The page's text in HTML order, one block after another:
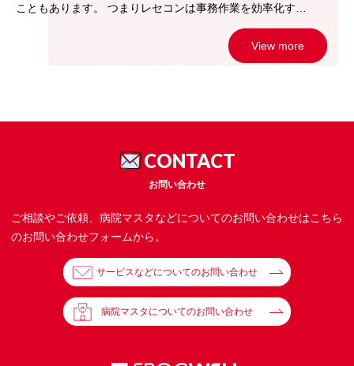
こともあります。 つまりレセコンは事務作業を効率化す…
View more
CONTACT
お問い合わせ
ご相談やご依頼、病院マスタなどについてのお問い合わせはこちら
のお問い合わせフォームから。
サービスなどについてのお問い合わせ
病院マスタについてのお問い合わせ